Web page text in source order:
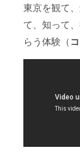
東京を観て
て、知って
らう体験（